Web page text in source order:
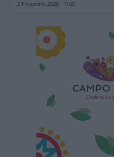
2 Fevereiro, 2026 - 11:00